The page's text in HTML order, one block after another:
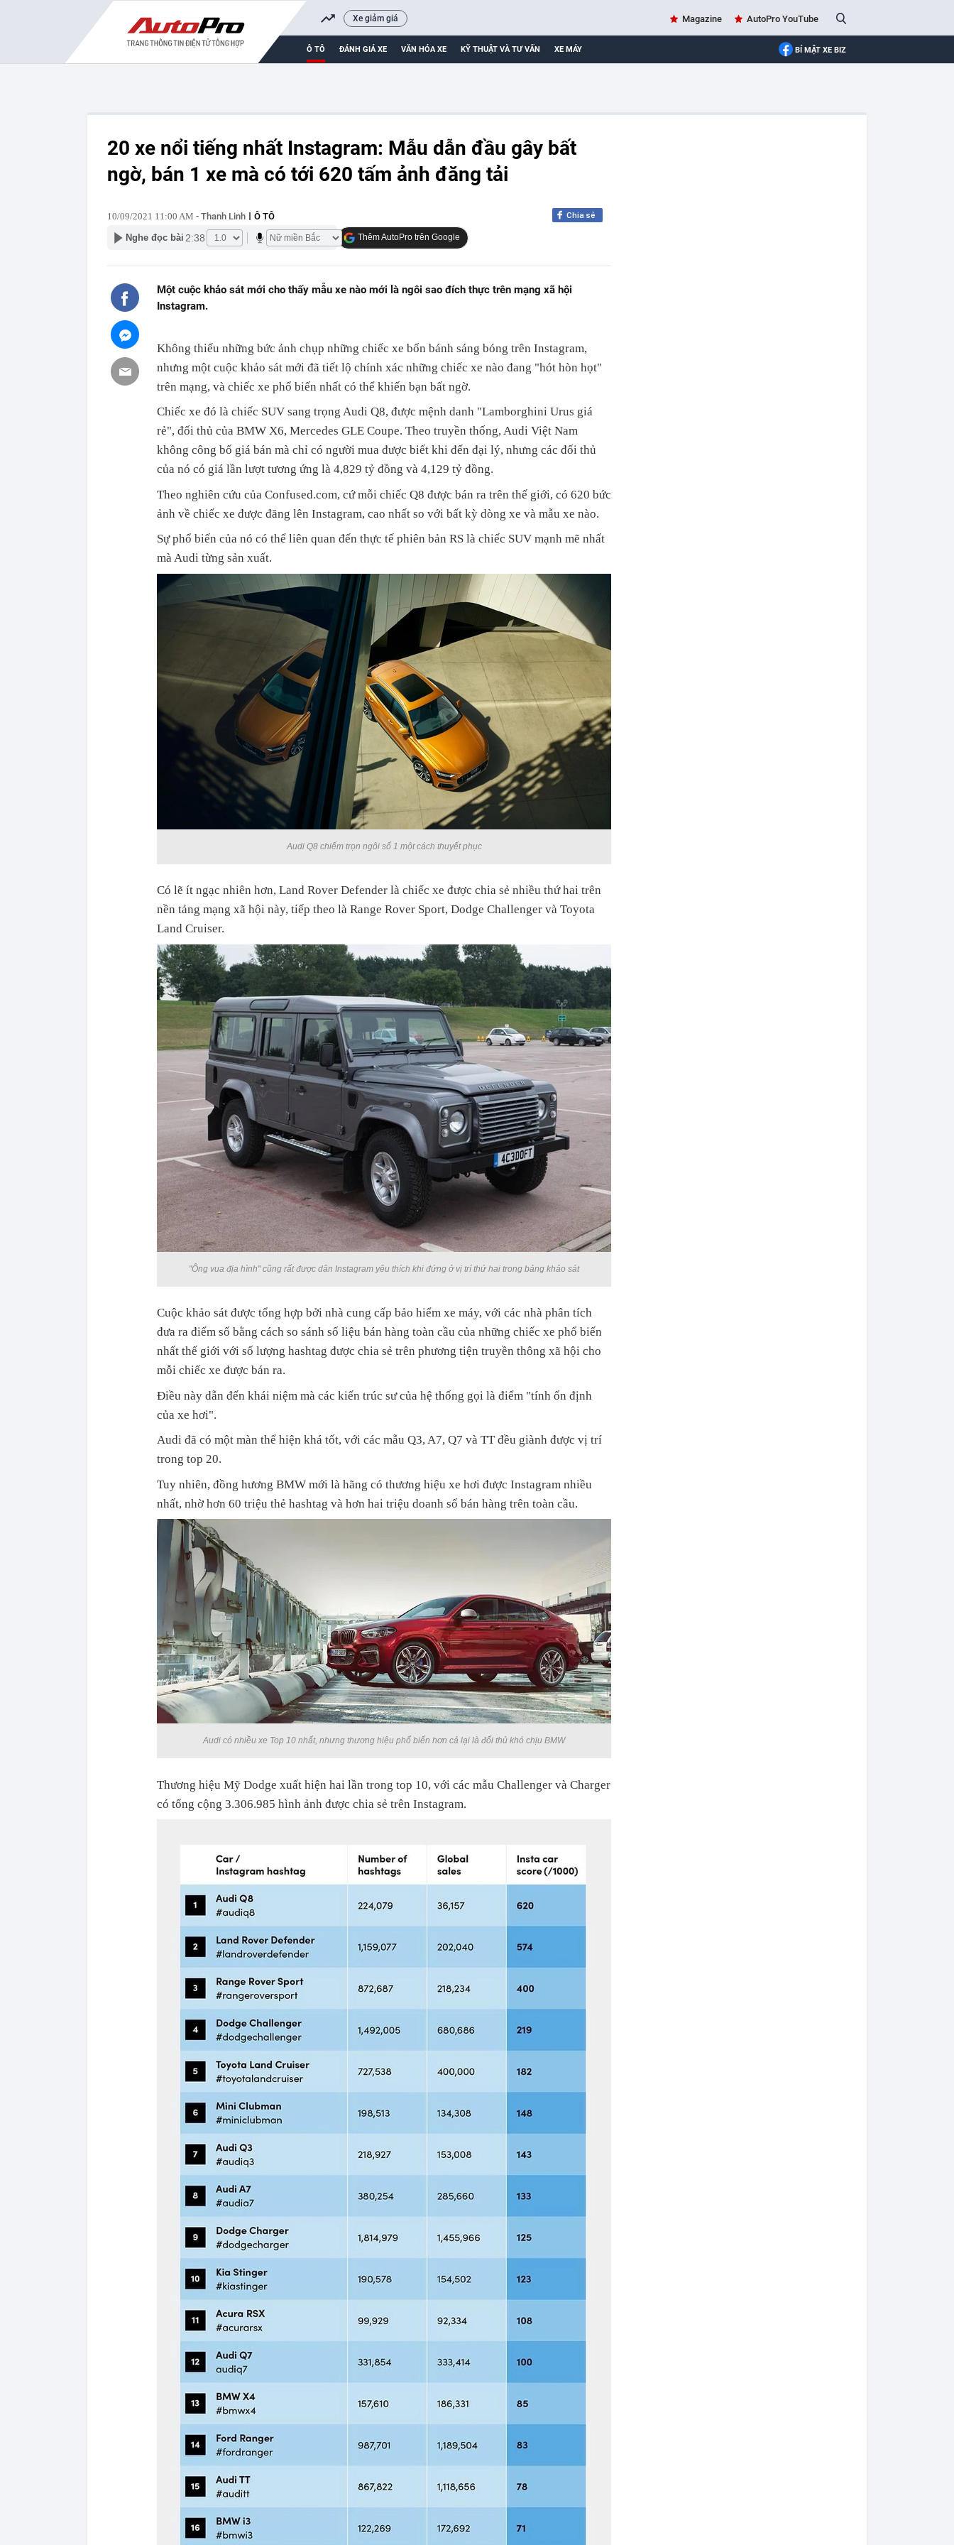
Xe giảm giá Magazine AutoPro YouTube
Ô TÔ ĐÁNH GIÁ XE VĂN HÓA XE KỸ THUẬT VÀ TƯ VẤN XE MÁY BÍ MẬT XE BIZ
20 xe nổi tiếng nhất Instagram: Mẫu dẫn đầu gây bất
ngờ, bán 1 xe mà có tới 620 tấm ảnh đăng tải
10/09/2021 11:00 AM - Thanh Linh Ô TÔ Chia sẻ
Thêm AutoPro trên Google
Nghe đọc bài 2:38
Một cuộc khảo sát mới cho thấy mẫu xe nào mới là ngôi sao đích thực trên mạng xã hội
Instagram.
Không thiếu những bức ảnh chụp những chiếc xe bốn bánh sáng bóng trên Instagram,
nhưng một cuộc khảo sát mới đã tiết lộ chính xác những chiếc xe nào đang "hót hòn họt"
trên mạng, và chiếc xe phổ biến nhất có thể khiến bạn bất ngờ.
Chiếc xe đó là chiếc SUV sang trọng Audi Q8, được mệnh danh "Lamborghini Urus giá
rẻ", đối thủ của BMW X6, Mercedes GLE Coupe. Theo truyền thống, Audi Việt Nam
không công bố giá bán mà chỉ có người mua được biết khi đến đại lý, nhưng các đối thủ
của nó có giá lần lượt tương ứng là 4,829 tỷ đồng và 4,129 tỷ đồng.
Theo nghiên cứu của Confused.com, cứ mỗi chiếc Q8 được bán ra trên thế giới, có 620 bức
ảnh về chiếc xe được đăng lên Instagram, cao nhất so với bất kỳ dòng xe và mẫu xe nào.
Sự phổ biến của nó có thể liên quan đến thực tế phiên bản RS là chiếc SUV mạnh mẽ nhất
mà Audi từng sản xuất.
Audi Q8 chiếm trọn ngôi số 1 một cách thuyết phục
Có lẽ ít ngạc nhiên hơn, Land Rover Defender là chiếc xe được chia sẻ nhiều thứ hai trên
nền tảng mạng xã hội này, tiếp theo là Range Rover Sport, Dodge Challenger và Toyota
Land Cruiser.
"Ông vua địa hình" cũng rất được dân Instagram yêu thích khi đứng ở vị trí thứ hai trong bảng khảo sát
Cuộc khảo sát được tổng hợp bởi nhà cung cấp bảo hiểm xe máy, với các nhà phân tích
đưa ra điểm số bằng cách so sánh số liệu bán hàng toàn cầu của những chiếc xe phổ biến
nhất thế giới với số lượng hashtag được chia sẻ trên phương tiện truyền thông xã hội cho
mỗi chiếc xe được bán ra.
Điều này dẫn đến khái niệm mà các kiến ​​trúc sư của hệ thống gọi là điểm "tính ổn định
của xe hơi".
Audi đã có một màn thể hiện khá tốt, với các mẫu Q3, A7, Q7 và TT đều giành được vị trí
trong top 20.
Tuy nhiên, đồng hương BMW mới là hãng có thương hiệu xe hơi được Instagram nhiều
nhất, nhờ hơn 60 triệu thẻ hashtag và hơn hai triệu doanh số bán hàng trên toàn cầu.
Audi có nhiều xe Top 10 nhất, nhưng thương hiệu phổ biến hơn cả lại là đối thủ khó chịu BMW
Thương hiệu Mỹ Dodge xuất hiện hai lần trong top 10, với các mẫu Challenger và Charger
có tổng cộng 3.306.985 hình ảnh được chia sẻ trên Instagram.